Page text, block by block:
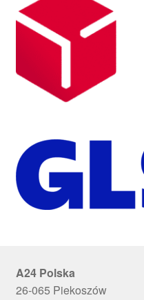
A24 Polska
26-065 Piekoszów